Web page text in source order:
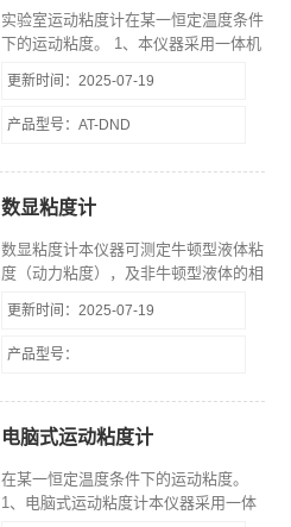
实验室运动粘度计​在某一恒定温度条件
下的运动粘度。 1、本仪器采用一体机
计新颖，结构紧凑，美观大方。 2、采
用智能液晶显示温控仪，控温迅速，响
度均匀。 本仪器的大特点是：全喷塑
仪，新颖*；小型台式结构，美观大
方；
更新时间：2025-07-19
产品型号：AT-DND
数显粘度计
数显粘度计本仪器可测定牛顿型液体粘
度（动力粘度），及非牛顿型液体的相
度高，稳定性好。广泛应用于油脂、油
漆、食品、药物、胶粘剂、化妆品等行
更新时间：2025-07-19
产品型号：
电脑式运动粘度计
在某一恒定温度条件下的运动粘度。
1、电脑式运动粘度计本仪器采用一体